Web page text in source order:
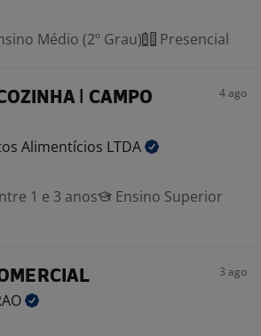
Médio (2º Grau) Presencial
| CAMPO
4 ago
Alimentícios LTDA
1 e 3 anos
Ensino Superior
3 ago